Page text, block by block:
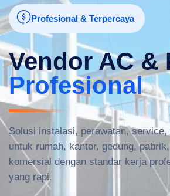
Profesional & Terpercaya
Vendor AC &
Profesional
Solusi instalasi, perawatan, service,
untuk rumah, kantor, gedung,
komersial dengan standar kerja
yang rapi.